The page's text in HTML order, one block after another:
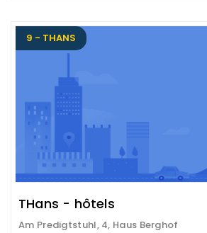
9 - THANS
THans - hôtels
Am Predigtstuhl, 4, Haus Berghof